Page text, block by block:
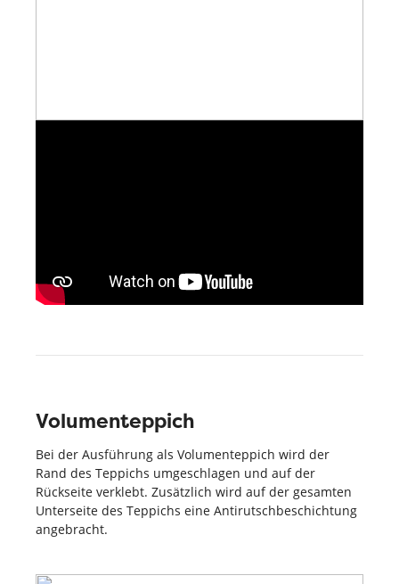
Volumenteppich
Bei der Ausführung als Volumenteppich wird der
Rand des Teppichs umgeschlagen und auf der
Rückseite verklebt. Zusätzlich wird auf der gesamten
Unterseite des Teppichs eine Antirutschbeschichtung
angebracht.